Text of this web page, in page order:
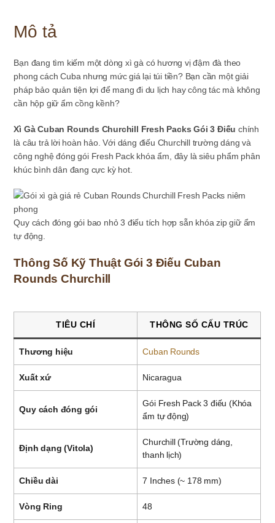
Mô tả
Bạn đang tìm kiếm một dòng xì gà có hương vị đậm đà theo
phong cách Cuba nhưng mức giá lại túi tiền? Bạn cần một giải
pháp bảo quản tiện lợi để mang đi du lịch hay công tác mà không
cần hộp giữ ẩm cồng kềnh?
Xì Gà Cuban Rounds Churchill Fresh Packs Gói 3 Điếu chính
là câu trả lời hoàn hảo. Với dáng điếu Churchill trường dáng và
công nghệ đóng gói Fresh Pack khóa ẩm, đây là siêu phẩm phân
khúc bình dân đang cực kỳ hot.
Quy cách đóng gói bao nhỏ 3 điếu tích hợp sẵn khóa zip giữ ẩm
tự động.
Thông Số Kỹ Thuật Gói 3 Điếu Cuban
Rounds Churchill
TIÊU CHÍ THÔNG SỐ CẤU TRÚC
Thương hiệu Cuban Rounds
Xuất xứ Nicaragua
Quy cách đóng gói
Gói Fresh Pack 3 điếu (Khóa
ẩm tự động)
Định dạng (Vitola)
Churchill (Trường dáng,
thanh lịch)
Chiều dài 7 Inches (~ 178 mm)
Vòng Ring 48